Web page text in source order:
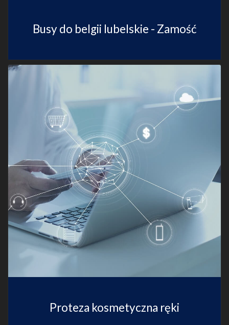
Busy do belgii lubelskie - Zamość
Proteza kosmetyczna ręki